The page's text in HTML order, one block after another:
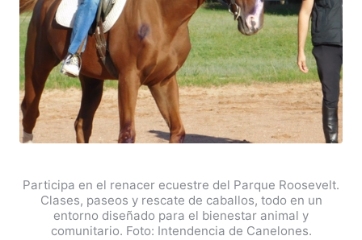
Participa en el renacer ecuestre del Parque Roosevelt.
Clases, paseos y rescate de caballos, todo en un
entorno diseñado para el bienestar animal y
comunitario. Foto: Intendencia de Canelones.